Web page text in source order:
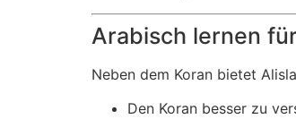
Arabisch lernen
Neben dem Koran bietet
Den Koran besser zu